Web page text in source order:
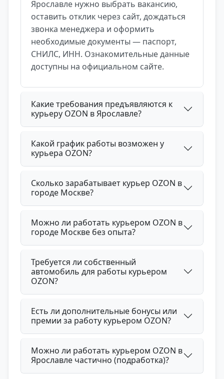
Ярославле нужно выбрать вакансию,
оставить отклик через сайт, дождаться
звонка менеджера и оформить
необходимые документы — паспорт,
СНИЛС, ИНН. Ознакомительные данные
доступны на официальном сайте.
Какие требования предъявляются к
курьеру OZON в Ярославле?
Какой график работы возможен у
курьера OZON?
Сколько зарабатывает курьер OZON в
городе Москве?
Можно ли работать курьером OZON в
городе Москве без опыта?
Требуется ли собственный
автомобиль для работы курьером
OZON?
Есть ли дополнительные бонусы или
премии за работу курьером OZON?
Можно ли работать курьером OZON в
Ярославле частично (подработка)?